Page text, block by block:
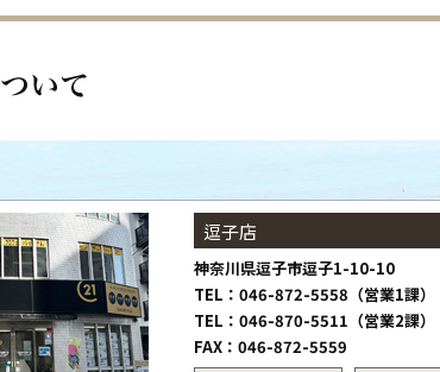
逗子店
神奈川県逗子市逗子1-10-10
TEL：046-872-5558（営業1課）
TEL：046-870-5511（営業2課）
FAX：046-872-5559